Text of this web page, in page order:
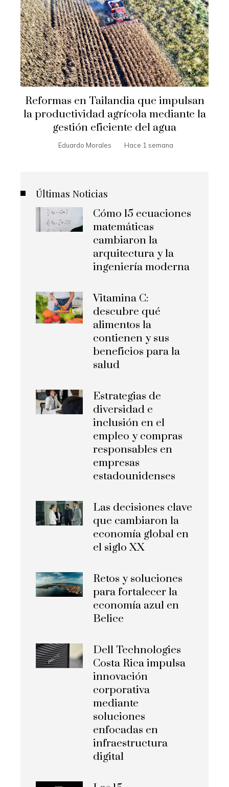
Reformas en Tailandia que impulsan
la productividad agrícola mediante la
gestión eficiente del agua
Eduardo Morales Hace 1 semana
Últimas Noticias
Cómo 15 ecuaciones
matemáticas
cambiaron la
arquitectura y la
ingeniería moderna
Vitamina C:
descubre qué
alimentos la
contienen y sus
beneficios para la
salud
Estrategias de
diversidad e
inclusión en el
empleo y compras
responsables en
empresas
estadounidenses
Las decisiones clave
que cambiaron la
economía global en
el siglo XX
Retos y soluciones
para fortalecer la
economía azul en
Belice
Dell Technologies
Costa Rica impulsa
innovación
corporativa
mediante
soluciones
enfocadas en
infraestructura
digital